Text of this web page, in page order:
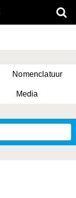
Nomenclatuur
Media